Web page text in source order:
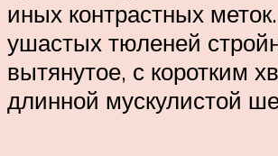
иных контрастных
ушастых тюленей
вытянутое, с коротким
длинной мускулистой